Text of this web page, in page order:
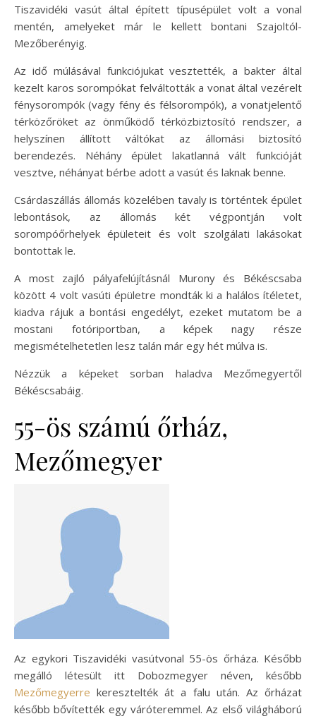
Tiszavidéki vasút által épített típusépület volt a vonal
mentén, amelyeket már le kellett bontani Szajoltól-
Mezőberényig.
Az idő múlásával funkciójukat vesztették, a bakter által
kezelt karos sorompókat felváltották a vonat által vezérelt
fénysorompók (vagy fény és félsorompók), a vonatjelentő
térközőröket az önműködő térközbiztosító rendszer, a
helyszínen állított váltókat az állomási biztosító
berendezés. Néhány épület lakatlanná vált funkcióját
vesztve, néhányat bérbe adott a vasút és laknak benne.
Csárdaszállás állomás közelében tavaly is történtek épület
lebontások, az állomás két végpontján volt
sorompóőrhelyek épületeit és volt szolgálati lakásokat
bontottak le.
A most zajló pályafelújításnál Murony és Békéscsaba
között 4 volt vasúti épületre mondták ki a halálos ítéletet,
kiadva rájuk a bontási engedélyt, ezeket mutatom be a
mostani fotóriportban, a képek nagy része
megismételhetetlen lesz talán már egy hét múlva is.
Nézzük a képeket sorban haladva Mezőmegyertől
Békéscsabáig.
55-ös számú őrház,
Mezőmegyer
Az egykori Tiszavidéki vasútvonal 55-ös őrháza. Később
megálló létesült itt Dobozmegyer néven, később
Mezőmegyerre keresztelték át a falu után. Az őrházat
később bővítették egy váróteremmel. Az első világháború